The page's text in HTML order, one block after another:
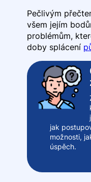
Pečlivým
všem jejím
problémům,
doby splácení
jak
možnosti,
úspěch.